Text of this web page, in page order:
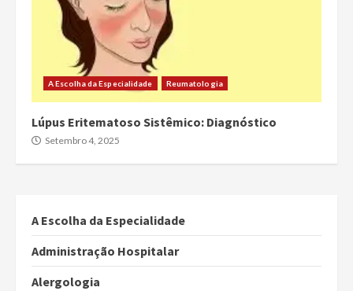
A Escolha da Especialidade Reumatologia
Lúpus Eritematoso Sistêmico: Diagnóstico
Setembro 4, 2025
A Escolha da Especialidade
Administração Hospitalar
Alergologia